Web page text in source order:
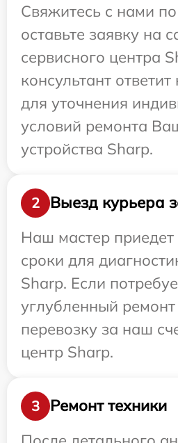
Свяжитесь с нами
оставьте заявку на
сервисного центра
консультант
для уточнения
условий ремонта
устройства Sharp.
2
Выезд курьера
Наш мастер
сроки для
Sharp. Если
углубленный
перевозку за наш
центр Sharp.
3
Ремонт техники